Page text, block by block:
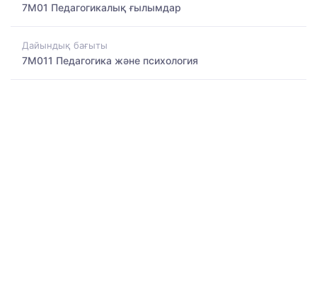
7M01 Педагогикалық ғылымдар
Дайындық бағыты
7M011 Педагогика және психология